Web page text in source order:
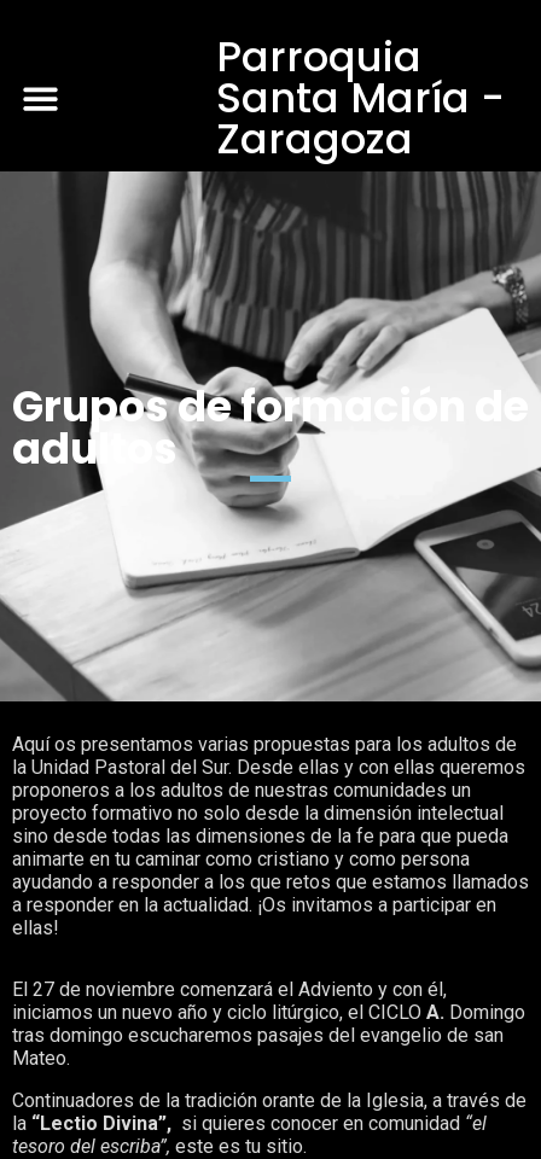
Parroquia
Santa María -
Zaragoza
Grupos de formación de
adultos
Aquí os presentamos varias propuestas para los adultos de
la Unidad Pastoral del Sur. Desde ellas y con ellas queremos
proponeros a los adultos de nuestras comunidades un
proyecto formativo no solo desde la dimensión intelectual
sino desde todas las dimensiones de la fe para que pueda
animarte en tu caminar como cristiano y como persona
ayudando a responder a los que retos que estamos llamados
a responder en la actualidad. ¡Os invitamos a participar en
ellas!
El 27 de noviembre comenzará el Adviento y con él,
iniciamos un nuevo año y ciclo litúrgico, el CICLO A. Domingo
tras domingo escucharemos pasajes del evangelio de san
Mateo.
Continuadores de la tradición orante de la Iglesia, a través de
la “Lectio Divina”, si quieres conocer en comunidad “el
tesoro del escriba”, este es tu sitio.